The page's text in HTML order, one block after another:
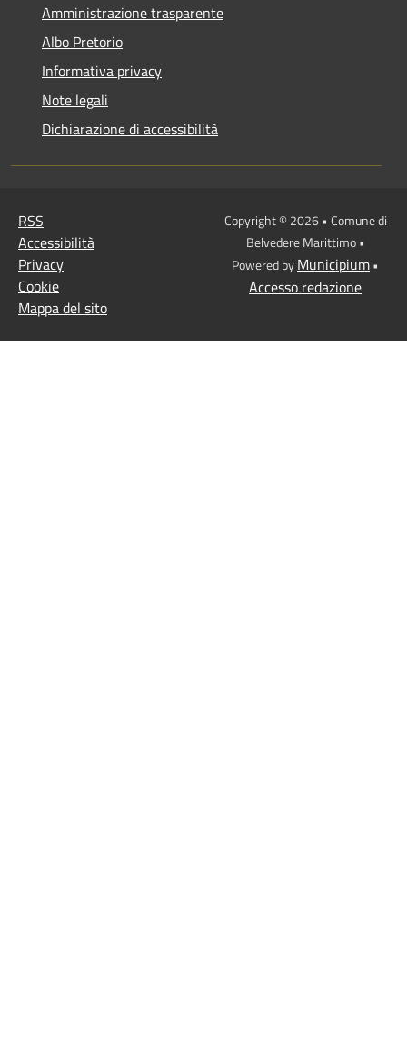
Amministrazione trasparente
Albo Pretorio
Informativa privacy
Note legali
Dichiarazione di accessibilità
RSS
Accessibilità
Privacy
Cookie
Mappa del sito
Copyright © 2026 • Comune di
Belvedere Marittimo •
Powered byMunicipium•
Accesso redazione